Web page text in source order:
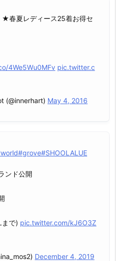
春夏レディース25着お得セ
4We5Wu0MFv pic.twitter.c
(@innerhart) May 4, 2016
#grove#SHOOLALUE
ンド公開
で) pic.twitter.com/kJ6O3Z
December 4, 2019